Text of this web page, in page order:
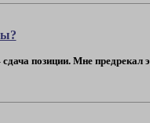
позиции. Мне